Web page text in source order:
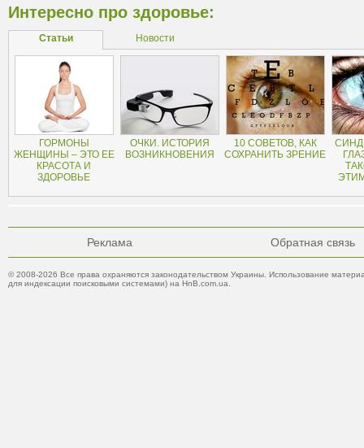
Интересно про здоровье:
Статьи Новости
ГОРМОНЫ
ЖЕНЩИНЫ – ЭТО ЕЕ
КРАСОТА И
ЗДОРОВЬЕ
ОЧКИ. ИСТОРИЯ
ВОЗНИКНОВЕНИЯ
10 СОВЕТОВ, КАК
СОХРАНИТЬ ЗРЕНИЕ
Реклама Обратная связь
© 2008-2026 Все права охраняются законодательством Украины. Использование
для индексации поисковыми системами) на HnB.com.ua.